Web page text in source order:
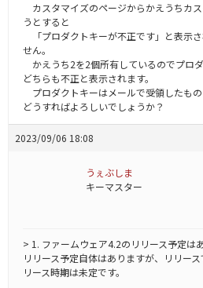
カスタマイズのページからかえうちカ
うとすると
「プロダクトキーが不正です」と表示
せん。
かえうち2を2個所有しているのでプロ
どちらも不正と表示されます。
プロダクトキーはメールで受領したもの
どうすればよろしいでしょうか？
2023/09/06 18:08
うぇぶしま
キーマスター
> 1. ファームウェア4.2のリリース予定は
リリース予定自体はありますが、リリー
リース時期は未定です。